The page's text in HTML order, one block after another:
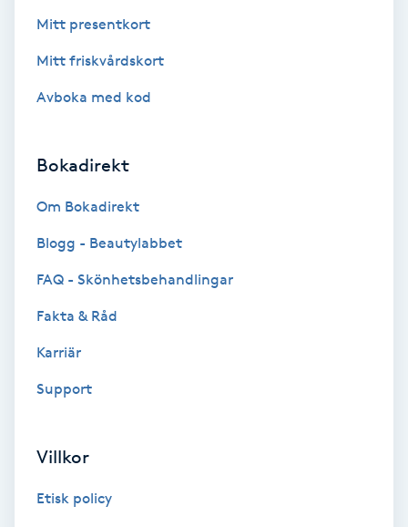
Meditation
Melasma
MicroPen
Microshading
Mixfransar
Mitt presentkort
Mitt friskvårdskort
Avboka med kod
Bokadirekt
Om Bokadirekt
Blogg - Beautylabbet
FAQ - Skönhetsbehandlingar
Fakta & Råd
Karriär
Support
Villkor
Etisk policy